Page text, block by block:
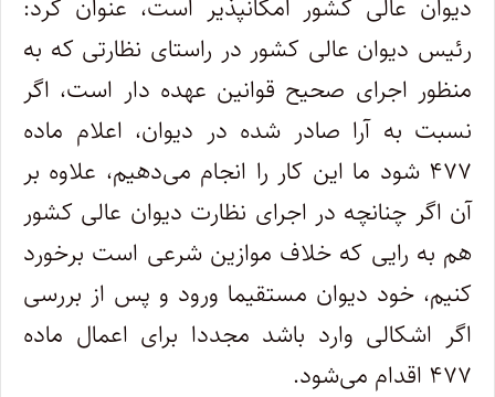
دیوان عالی کشور امکانپذیر است، عنوان کرد:
رئیس دیوان عالی کشور در راستای نظارتی که به
منظور اجرای صحیح قوانین عهده دار است، اگر
نسبت به آرا صادر شده در دیوان، اعلام ماده
۴۷۷ شود ما این کار را انجام می‌دهیم، علاوه بر
آن اگر چنانچه در اجرای نظارت دیوان عالی کشور
هم به رایی که خلاف موازین شرعی است برخورد
کنیم، خود دیوان مستقیما ورود و پس از بررسی
اگر اشکالی وارد باشد مجددا برای اعمال ماده
۴۷۷ اقدام می‌شود.